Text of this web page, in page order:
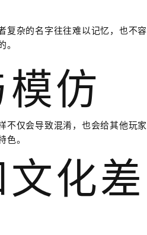
复杂的名字往往难以记忆，也不容
。
仿
不仅会导致混淆，也会给其他玩家
。
化差